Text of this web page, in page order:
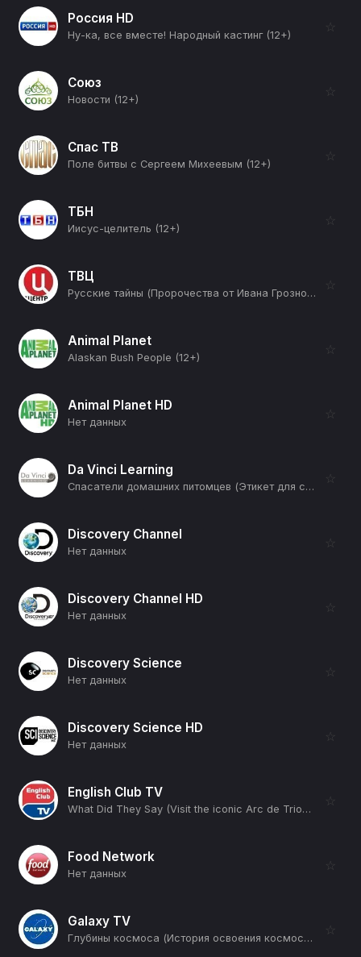
Россия HD
Ну-ка, все вместе! Народный кастинг (12+)
☆
Союз
Новости (12+)
☆
Спас ТВ
Поле битвы с Сергеем Михеевым (12+)
☆
ТБН
Иисус-целитель (12+)
☆
ТВЦ
Русские тайны (Пророчества от Ивана Грозного до Путина) (12+)
☆
Animal Planet
Alaskan Bush People (12+)
☆
Animal Planet HD
Нет данных
☆
Da Vinci Learning
Спасатели домашних питомцев (Этикет для собак) (12+)
☆
Discovery Channel
Нет данных
☆
Discovery Channel HD
Нет данных
☆
Discovery Science
Нет данных
☆
Discovery Science HD
Нет данных
☆
English Club TV
What Did They Say (Visit the iconic Arc de Triomphe in Paris with our guide, Phillip) (12+)
☆
Food Network
Нет данных
☆
Galaxy TV
Глубины космоса (История освоения космоса в экспозиции павильона "Космос" на ВДНХ) (12+)
☆